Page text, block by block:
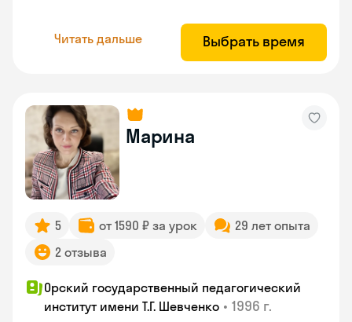
Читать дальше Выбрать время
Марина
5 от 1590 ₽ за урок
29 лет опыта
2 отзыва
Орский государственный педагогический
институт имени Т.Г. Шевченко • 1996 г.